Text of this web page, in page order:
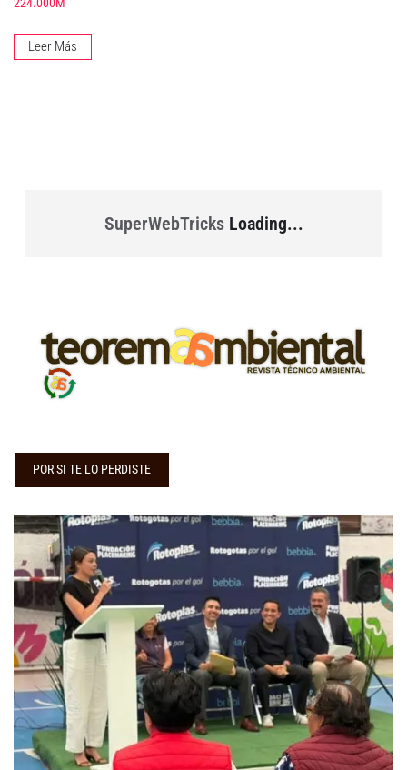
224.000M
Leer Más
SuperWebTricksLoading...
POR SI TE LO PERDISTE